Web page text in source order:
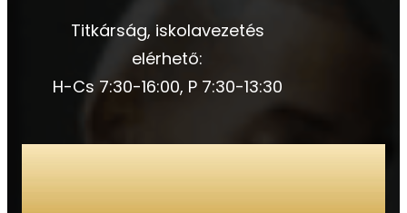
Titkárság, iskolavezetés
elérhető:
H-Cs 7:30-16:00, P 7:30-13:30